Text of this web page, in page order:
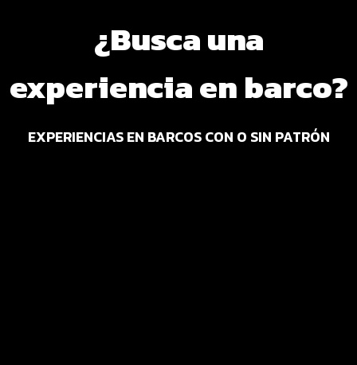
¿Busca una
experiencia en barco?
EXPERIENCIAS EN BARCOS CON O SIN PATRÓN